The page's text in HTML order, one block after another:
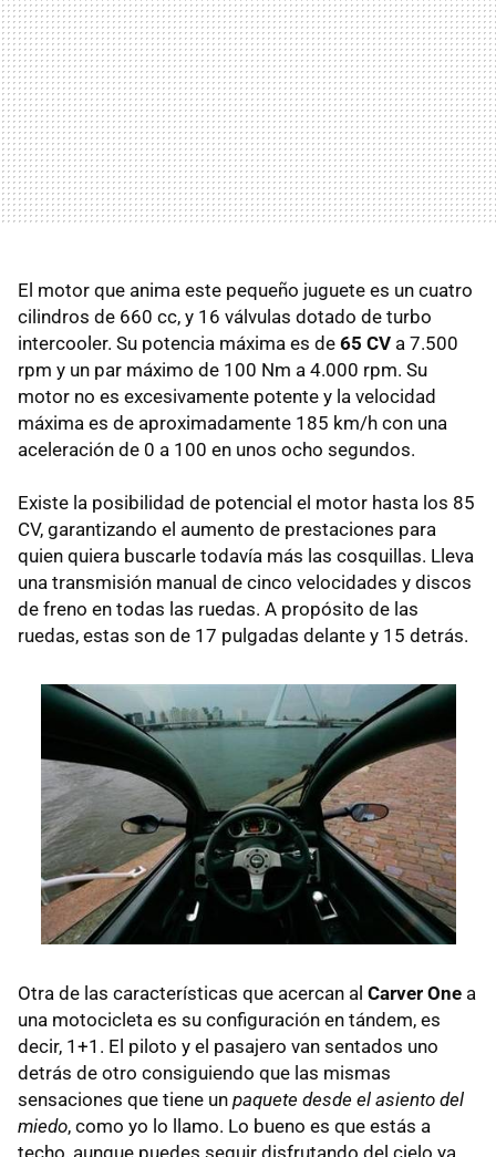
El motor que anima este pequeño juguete es un cuatro
cilindros de 660 cc, y 16 válvulas dotado de turbo
intercooler. Su potencia máxima es de 65 CV a 7.500
rpm y un par máximo de 100 Nm a 4.000 rpm. Su
motor no es excesivamente potente y la velocidad
máxima es de aproximadamente 185 km/h con una
aceleración de 0 a 100 en unos ocho segundos.
Existe la posibilidad de potencial el motor hasta los 85
CV, garantizando el aumento de prestaciones para
quien quiera buscarle todavía más las cosquillas. Lleva
una transmisión manual de cinco velocidades y discos
de freno en todas las ruedas. A propósito de las
ruedas, estas son de 17 pulgadas delante y 15 detrás.
Otra de las características que acercan al Carver One a
una motocicleta es su configuración en tándem, es
decir, 1+1. El piloto y el pasajero van sentados uno
detrás de otro consiguiendo que las mismas
sensaciones que tiene un paquete desde el asiento del
miedo, como yo lo llamo. Lo bueno es que estás a
techo, aunque puedes seguir disfrutando del cielo ya